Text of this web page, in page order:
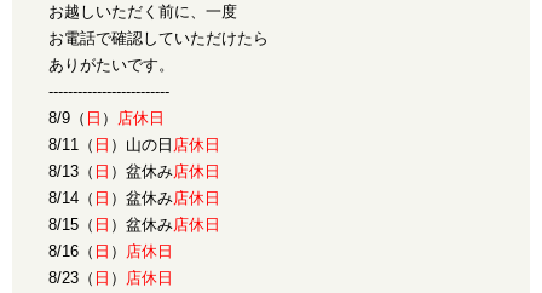
お越しいただく前に、一度
お電話で確認していただけたら
ありがたいです。
-------------------------
8/9（ 日 ）
店休日
8/11（ 日 ）山の日 店休日
8/13（ 日 ）盆休み店休日
8/14（ 日 ）盆休み店休日
8/15（ 日 ）盆休み店休日
8/16（ 日 ）
店休日
8/23（ 日 ）
店休日